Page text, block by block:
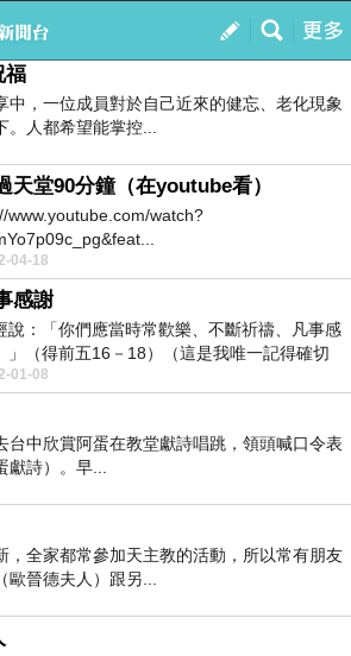
我的
訂閱
福
中，一位成員對於自己近來的健忘、老化現象
人都希望能掌控...
天堂90分鐘（在youtube看）
www.youtube.com/watch?
04-18
感謝
說：「你們應當時常歡樂、不斷祈禱、凡事感
」（得前五16－18）（這是我唯一記得確切
的一句...
01-08
台中欣賞阿蛋在教堂獻詩唱跳，領頭喊口令表
詩）。早...
，全家都常參加天主教的活動，所以常有朋友
晉德夫人）跟另...